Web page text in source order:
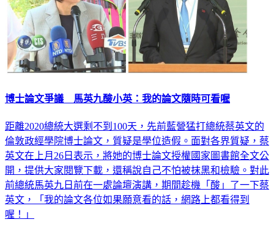
博士論文爭議 馬英九酸小英：我的論文隨時可看喔
距離2020總統大選剩不到100天，先前藍營猛打總統蔡英文的
倫敦政經學院博士論文，質疑是學位造假。面對各界質疑，蔡
英文在上月26日表示，將她的博士論文授權國家圖書館全文公
開，提供大家閱覽下載，還稱說自己不怕被抹黑和檢驗。對此
前總統馬英九日前在一處論壇演講，期間趁機「酸」了一下蔡
英文，「我的論文各位如果願意看的話，網路上都看得到
喔！」